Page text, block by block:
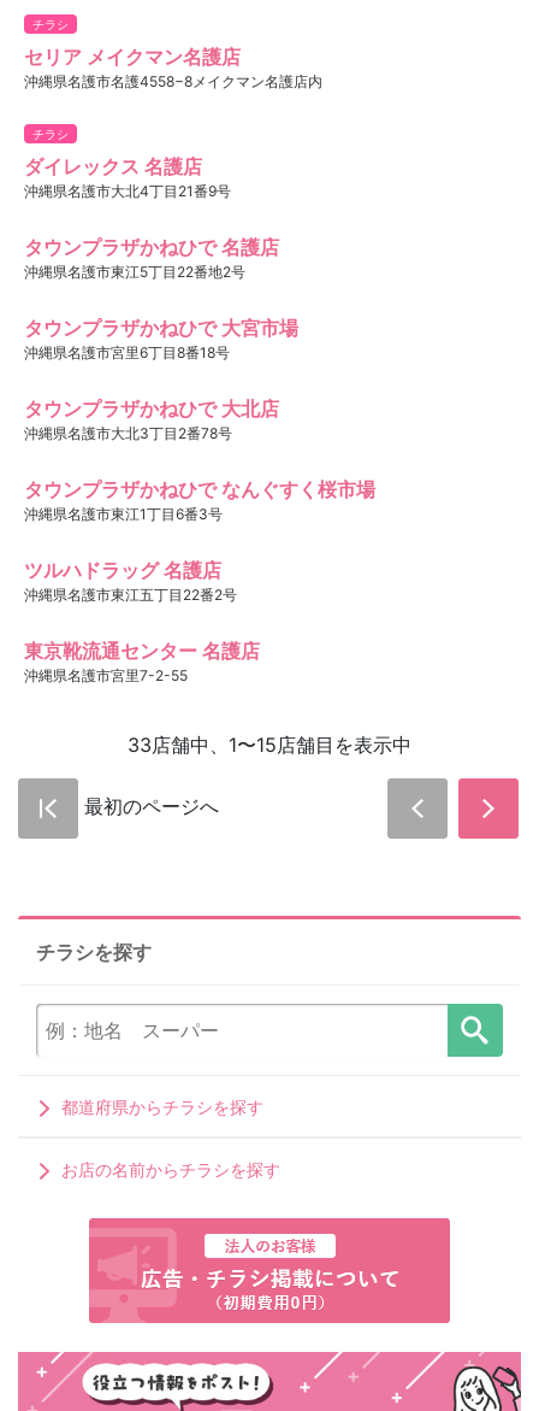
チラシ
セリア メイクマン名護店
沖縄県名護市名護4558−8メイクマン名護店内
チラシ
ダイレックス 名護店
沖縄県名護市大北4丁目21番9号
タウンプラザかねひで 名護店
沖縄県名護市東江5丁目22番地2号
タウンプラザかねひで 大宮市場
沖縄県名護市宮里6丁目8番18号
タウンプラザかねひで 大北店
沖縄県名護市大北3丁目2番78号
タウンプラザかねひで なんぐすく桜市場
沖縄県名護市東江1丁目6番3号
ツルハドラッグ 名護店
沖縄県名護市東江五丁目22番2号
東京靴流通センター 名護店
沖縄県名護市宮里7-2-55
33店舗中、1〜15店舗目を表示中
最初のページへ
チラシを探す
都道府県からチラシを探す
お店の名前からチラシを探す